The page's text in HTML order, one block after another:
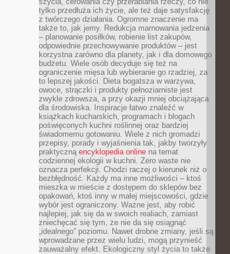
tylko przedłuża ich życie, ale też daje satysfakcję
z twórczego działania. Ogromne znaczenie ma
także to, jak jemy. Redukcja marnowania jedzenia
– planowanie posiłków, robienie list zakupów,
odpowiednie przechowywanie produktów – jest
korzystna zarówno dla planety, jak i dla domowego
budżetu. Wiele osób decyduje się też na
ograniczenie mięsa lub wybieranie go rzadziej, za
to lepszej jakości. Dieta bogatsza w warzywa,
owoce, strączki i produkty pełnoziarniste jest
zwykle zdrowsza, a przy okazji mniej obciążająca
dla środowiska. Inspiracje łatwo znaleźć w
książkach kucharskich, programach i blogach
poświęconych kuchni roślinnej oraz bardziej
świadomemu gotowaniu. Wiele z nich gromadzi
przepisy, porady i wyjaśnienia tak, jakby tworzyły
praktyczną encyklopedia online na temat
codziennej ekologii w kuchni. Zero waste nie
oznacza perfekcji. Chodzi raczej o kierunek niż o
bezbłędność. Każdy ma inne możliwości – ktoś
mieszka w mieście z dostępem do sklepów bez
opakowań, ktoś inny w małej miejscowości, gdzie
wybór jest ograniczony. Ważne jest, aby robić
najlepiej, jak się da w swoich realiach, zamiast
zniechęcać się tym, że nie da się osiągnąć
„idealnego” poziomu. Nawet drobne zmiany, jeśli są
wprowadzane przez wielu ludzi, mogą przynieść
zauważalny efekt. Ekologiczny styl życia to także